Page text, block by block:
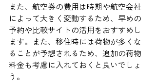
また、航空券の費用は時期や航空会社
によって大きく変動するため、早めの
予約や比較サイトの活用をおすすめし
ます。また、移住時には荷物が多くな
ることが予想されるため、追加の荷物
料金も考慮に入れておくと良いでしょ
う。